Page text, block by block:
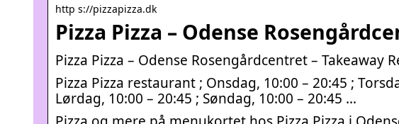
http s://pizzapizza.dk
Pizza Pizza – Odense
Pizza Pizza – Odense Rosengårdcentret – Takeaway
Pizza Pizza restaurant ; Onsdag, 10:00 – 20:45 ;
Lørdag, 10:00 – 20:45 ; Søndag, 10:00 – 20:45 …